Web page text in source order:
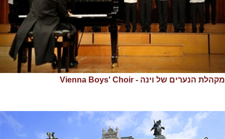
מקהלת הנערים של וינה - Vienna Boys' Choir